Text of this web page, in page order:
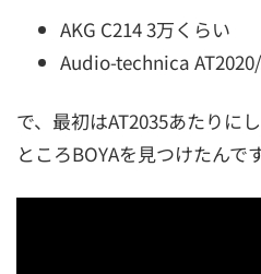
AKG C214 3万くらい
Audio-technica
で、最初はAT2035あたりに
ところBOYAを見つけたんで